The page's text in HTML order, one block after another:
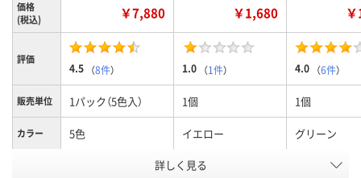
価格
(税込)
￥7,880 ￥1,680
評価
4.5 （8件） 1.0 （1件） 4.0 （6件）
販売単位 1パック（5色入） 1個 1個
カラー 5色 イエロー グリーン
5994528 5994519
詳しく見る